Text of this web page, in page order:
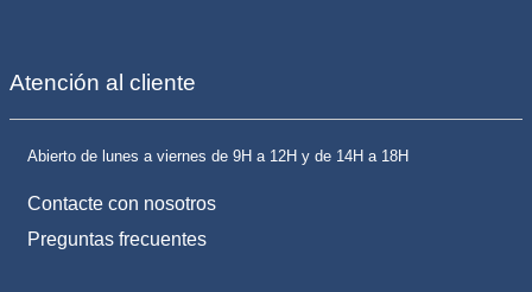
Atención al cliente
Abierto de lunes a viernes de 9H a 12H y de 14H a 18H
Contacte con nosotros
Preguntas frecuentes